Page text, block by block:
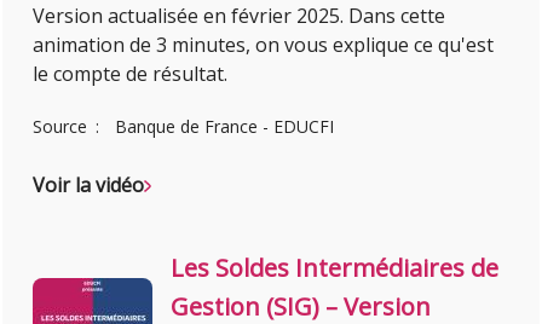
Version actualisée en février 2025. Dans cette
animation de 3 minutes, on vous explique ce qu'est
le compte de résultat.
Source Banque de France - EDUCFI
Voir la vidéo
Les Soldes Intermédiaires de
Gestion (SIG) – Version